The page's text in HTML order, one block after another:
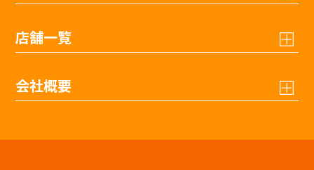
店舗一覧
会社概要